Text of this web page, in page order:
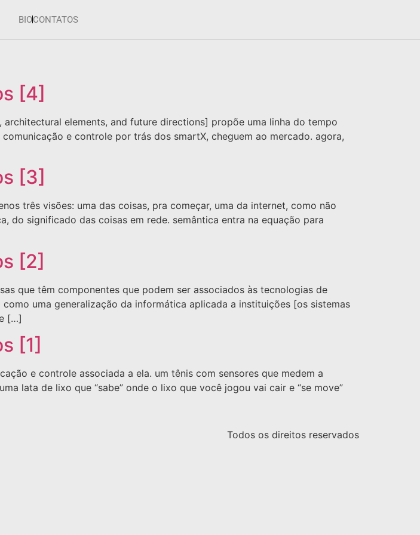
BIOCONTATOS
[4]
elements, and future directions] propõe uma linha do tempo
e controle por trás dos smartX, cheguem ao mercado. agora,
[3]
três visões: uma das coisas, pra começar, uma da internet, como não
do significado das coisas em rede. semântica entra na equação para
[2]
que têm componentes que podem ser associados às tecnologias de
uma generalização da informática aplicada a instituições [os sistemas
[…]
[1]
e controle associada a ela. um tênis com sensores que medem a
lata de lixo que “sabe” onde o lixo que você jogou vai cair e “se move”
Todos os direitos reservados